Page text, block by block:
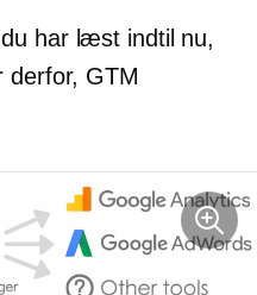
har læst indtil nu,
derfor, GTM